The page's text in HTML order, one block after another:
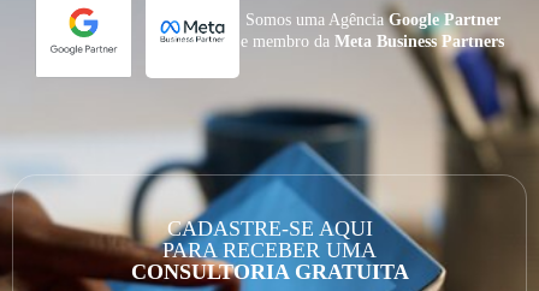
Somos uma AgênciaGoogle Partner
e membro daMeta Business Partners
CADASTRE-SE AQUI
PARA RECEBER UMA
CONSULTORIA GRATUITA